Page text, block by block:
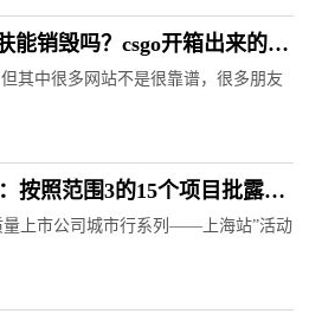
能销毁吗？csgo开箱出来的皮
其中很多网站不是很靠谱，很多朋友
按照范围3的15个项目批露
中国ESG研究联盟_环球信息
量上市公司城市行系列——上海站”活动